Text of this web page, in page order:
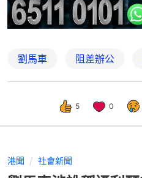
劉馬車 阻差辦公
5 0
港聞 社會新聞